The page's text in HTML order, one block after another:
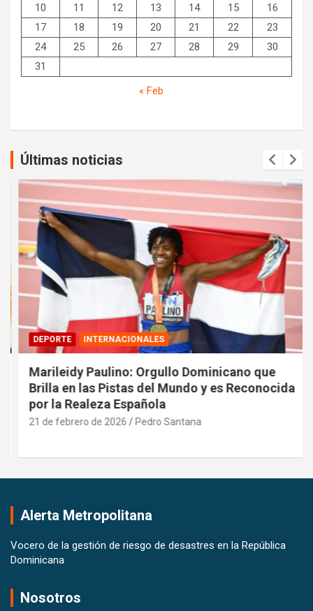
10
11 12 13 14 15
16
17
18 19 20 21 22
23
24
25 26 27 28 29
30
31
« Feb
Últimas noticias
DEPORTE INTERNACIONALES
Marileidy Paulino: Orgullo Dominicano que
Brilla en las Pistas del Mundo y es Reconocida
por la Realeza Española
21 de febrero de 2026 Pedro Santana
Alerta Metropolitana
Vocero de la gestión de riesgo de desastres en la República
Dominicana
Nosotros